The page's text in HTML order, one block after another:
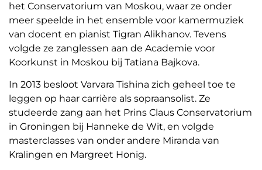
het Conservatorium van Moskou, waar ze onder
meer speelde in het ensemble voor kamermuziek
van docent en pianist Tigran Alikhanov. Tevens
volgde ze zanglessen aan de Academie voor
Koorkunst in Moskou bij Tatiana Bajkova.
In 2013 besloot Varvara Tishina zich geheel toe te
leggen op haar carrière als sopraansolist. Ze
studeerde zang aan het Prins Claus Conservatorium
in Groningen bij Hanneke de Wit, en volgde
masterclasses van onder andere Miranda van
Kralingen en Margreet Honig.